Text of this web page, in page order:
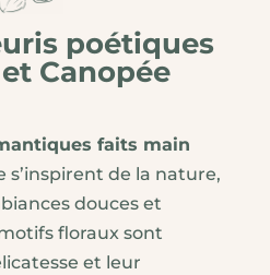
poétiques
Canopée
faits main
s’inspirent de la nature,
douces et
floraux sont
et leur